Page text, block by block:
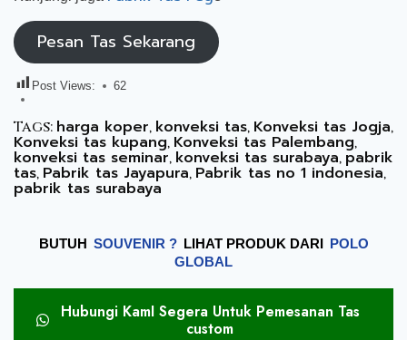
Pesan Tas Sekarang
Post Views: 62
Tags: harga koper, konveksi tas, Konveksi tas Jogja,
Konveksi tas kupang, Konveksi tas Palembang,
konveksi tas seminar, konveksi tas surabaya, pabrik
tas, Pabrik tas Jayapura, Pabrik tas no 1 indonesia,
pabrik tas surabaya
BUTUH SOUVENIR ? LIHAT PRODUK DARI POLO
GLOBAL
Hubungi KamI Segera Untuk Pemesanan Tas
custom